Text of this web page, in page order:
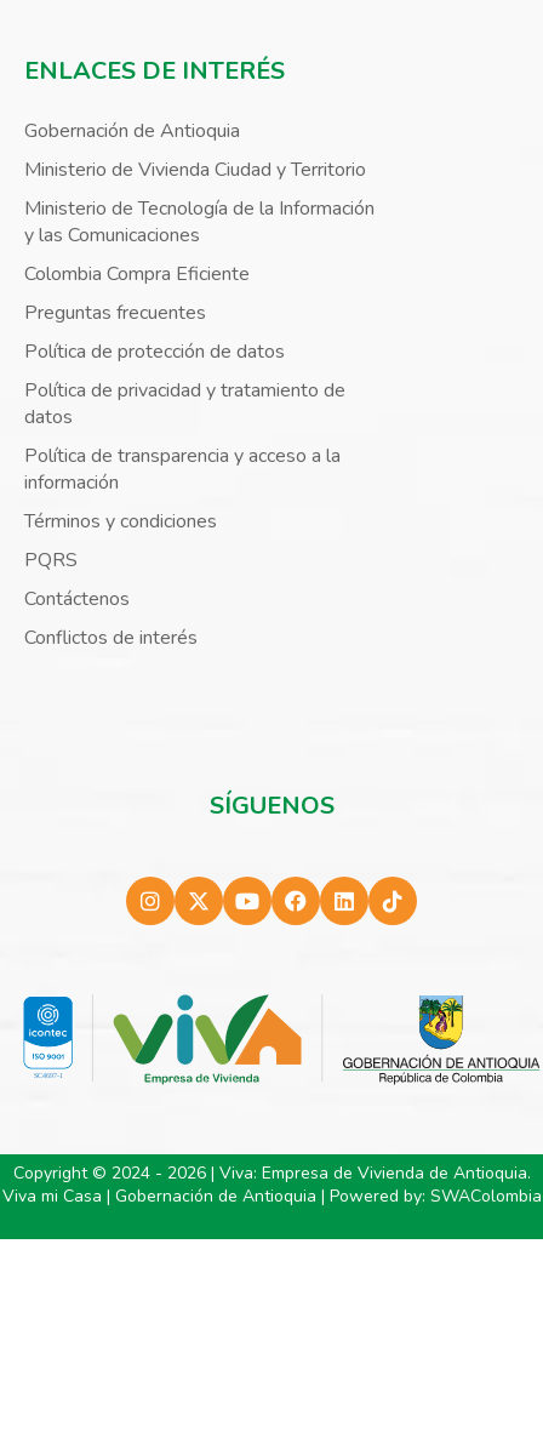
ENLACES DE INTERÉS
Gobernación de Antioquia
Ministerio de Vivienda Ciudad y Territorio
Ministerio de Tecnología de la Información
y las Comunicaciones
Colombia Compra Eficiente
Preguntas frecuentes
Política de protección de datos
Política de privacidad y tratamiento de
datos
Política de transparencia y acceso a la
información
Términos y condiciones
PQRS
Contáctenos
Conflictos de interés
SÍGUENOS
Copyright © 2024 - 2026 | Viva: Empresa de Vivienda de Antioquia.
Viva mi Casa | Gobernación de Antioquia | Powered by: SWAColombia